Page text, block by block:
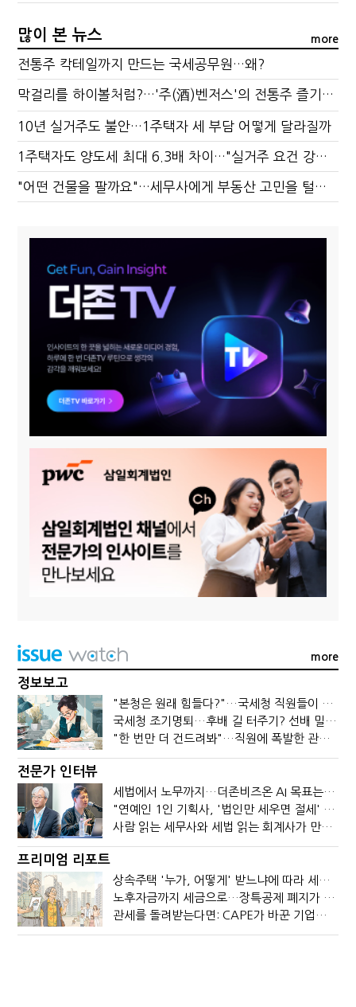
많이 본 뉴스 more
전통주 칵테일까지 만드는 국세공무원…왜?
막걸리를 하이볼처럼?…'주(酒)벤저스'의 전통주 즐기는 법
10년 실거주도 불안…1주택자 세 부담 어떻게 달라질까
1주택자도 양도세 최대 6.3배 차이…"실거주 요건 강화하자"
"어떤 건물을 팔까요"…세무사에게 부동산 고민을 털어놓는 이유
more
정보보고
"본청은 원래 힘들다?"…국세청 직원들이 떠나는 이유
국세청 조기명퇴…후배 길 터주기? 선배 밀어내기?
"한 번만 더 건드려봐"…직원에 폭발한 관세청장, 왜?
전문가 인터뷰
세법에서 노무까지…더존비즈온 AI 목표는 '전문가의 시간'
"연예인 1인 기획사, '법인만 세우면 절세' 시대 끝났다"
사람 읽는 세무사와 세법 읽는 회계사가 만나면?
프리미엄 리포트
상속주택 '누가, 어떻게' 받느냐에 따라 세금이 달라진다
노후자금까지 세금으로…장특공제 폐지가 부를 조세의 역설
관세를 돌려받는다면: CAPE가 바꾼 기업의 현금흐름